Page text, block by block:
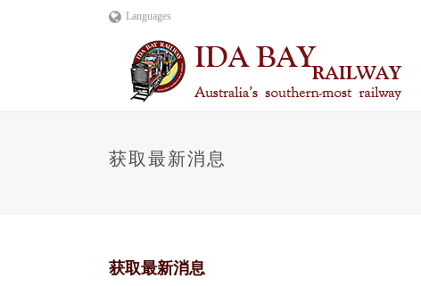
Languages
获取最新消息
获取最新消息